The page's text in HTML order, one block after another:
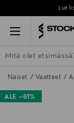
Lue
Menu
ETSI KAIKKI
Naiset Vaatteet
ALE –61%